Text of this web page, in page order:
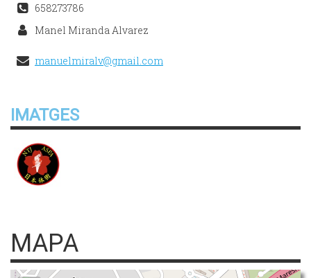
658273786
Manel Miranda Alvarez
manuelmiralv@gmail.com
IMATGES
MAPA